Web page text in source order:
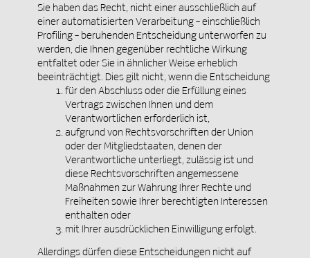
Sie haben das Recht, nicht einer ausschließlich auf
einer automatisierten Verarbeitung – einschließlich
Profiling – beruhenden Entscheidung unterworfen zu
werden, die Ihnen gegenüber rechtliche Wirkung
entfaltet oder Sie in ähnlicher Weise erheblich
beeinträchtigt. Dies gilt nicht, wenn die Entscheidung
für den Abschluss oder die Erfüllung eines
Vertrags zwischen Ihnen und dem
Verantwortlichen erforderlich ist,
aufgrund von Rechtsvorschriften der Union
oder der Mitgliedstaaten, denen der
Verantwortliche unterliegt, zulässig ist und
diese Rechtsvorschriften angemessene
Maßnahmen zur Wahrung Ihrer Rechte und
Freiheiten sowie Ihrer berechtigten Interessen
enthalten oder
mit Ihrer ausdrücklichen Einwilligung erfolgt.
Allerdings dürfen diese Entscheidungen nicht auf